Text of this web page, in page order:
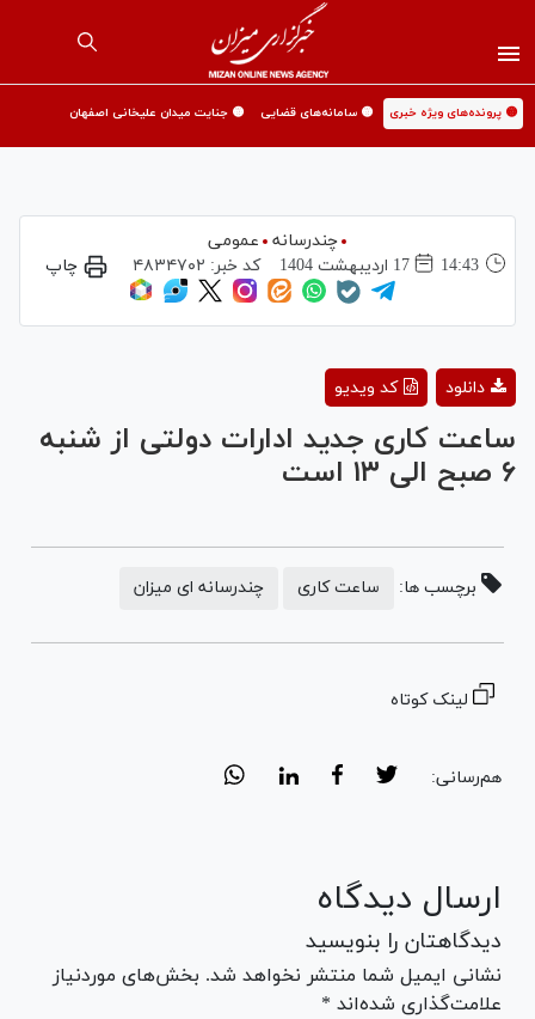
🟡 پرونده‌های ویژه خبری 🟡 سامانه‌های قضایی 🟡 جنایت میدان علیخانی اصفهان
چندرسانه
عمومی
14:43
17 ارديبهشت 1404 کد خبر: ۴۸۳۴۷۰۲ چاپ
Video
کد ویدیو دانلود
ساعت کاری جدید ادارات دولتی از شنبه
۶ صبح الی ۱۳ است
برچسب ها: ساعت کاری چندرسانه ای میزان
لینک کوتاه
هم‌رسانی:
ارسال دیدگاه
دیدگاهتان را بنویسید
نشانی ایمیل شما منتشر نخواهد شد. بخش‌های موردنیاز
علامت‌گذاری شده‌اند *